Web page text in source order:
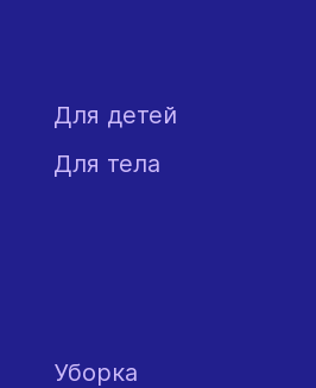
Для детей
Для тела
Уборка